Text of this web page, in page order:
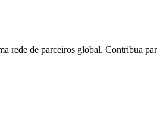
de parceiros global. Contribua